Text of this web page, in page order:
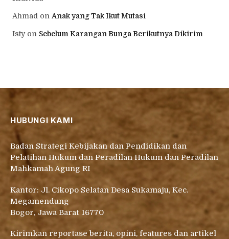
Ahmad on Anak yang Tak Ikut Mutasi
Istyon Sebelum Karangan Bunga Berikutnya Dikirim
HUBUNGI KAMI
Badan Strategi Kebijakan dan Pendidikan dan
Pelatihan Hukum dan Peradilan Hukum dan Peradilan
Mahkamah Agung RI
Kantor: Jl. Cikopo Selatan Desa Sukamaju, Kec.
Megamendung
Bogor, Jawa Barat 16770
Kirimkan reportase berita, opini, features dan artikel